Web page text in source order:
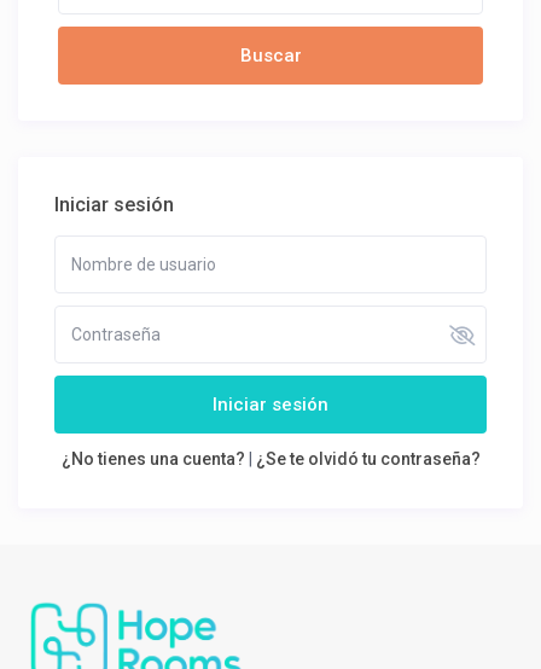
Iniciar sesión
Iniciar sesión
¿No tienes una cuenta? ¿Se te olvidó tu contraseña?